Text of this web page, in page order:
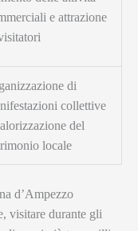
e attrazione
di
collettive
del
locale
d’Ampezzo
visitare durante gli